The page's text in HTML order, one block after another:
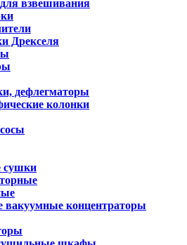
для взвешивания
Дрекселя
дефлегматоры
колонки
сушки
вакуумные концентраторы